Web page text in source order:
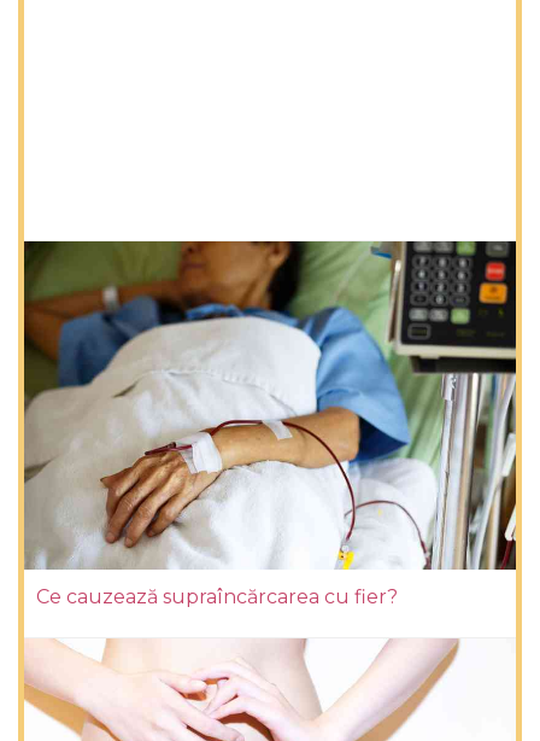
Ce cauzează supraîncărcarea cu fier?